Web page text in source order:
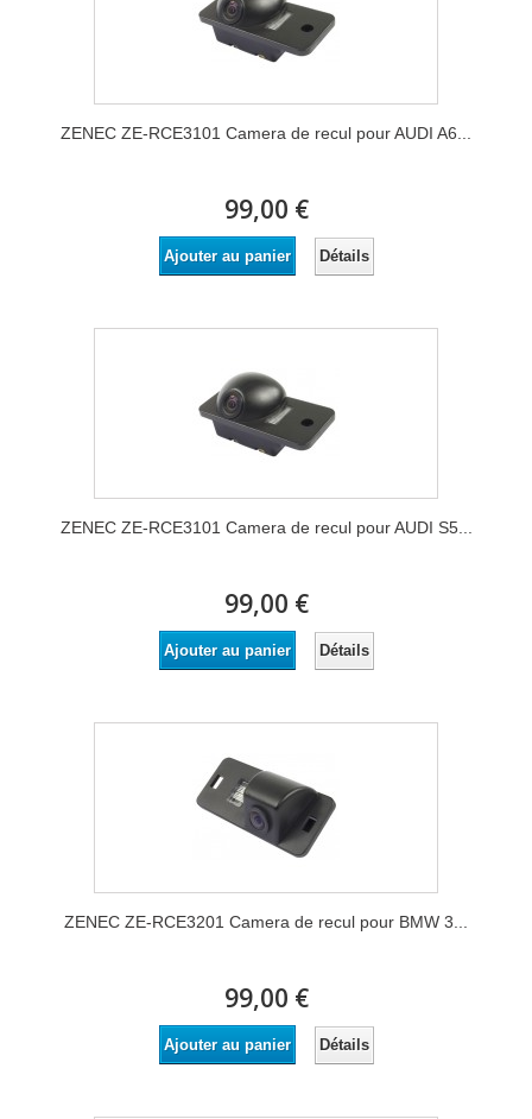
ZENEC ZE-RCE3101 Camera de recul pour AUDI A6...
99,00 €
Ajouter au panier Détails
ZENEC ZE-RCE3101 Camera de recul pour AUDI S5...
99,00 €
Ajouter au panier Détails
ZENEC ZE-RCE3201 Camera de recul pour BMW 3...
99,00 €
Ajouter au panier Détails